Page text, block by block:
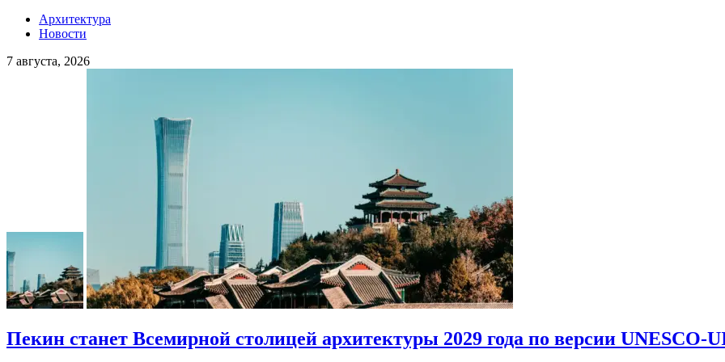
Архитектура
Новости
7 августа, 2026
Пекин станет Всемирной столицей архитектуры 2029 года по версии UNESCO-